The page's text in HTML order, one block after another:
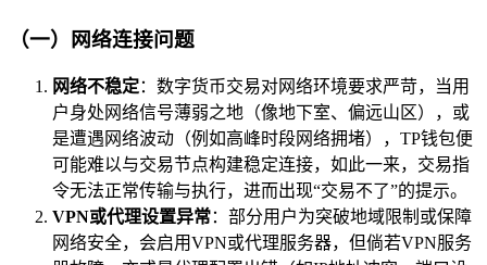
（一）网络连接问题
网络不稳定：数字货币交易对网络环境要求严苛，当用
户身处网络信号薄弱之地（像地下室、偏远山区），或
是遭遇网络波动（例如高峰时段网络拥堵），TP钱包便
可能难以与交易节点构建稳定连接，如此一来，交易指
令无法正常传输与执行，进而出现“交易不了”的提示。
VPN或代理设置异常：部分用户为突破地域限制或保障
网络安全，会启用VPN或代理服务器，但倘若VPN服务